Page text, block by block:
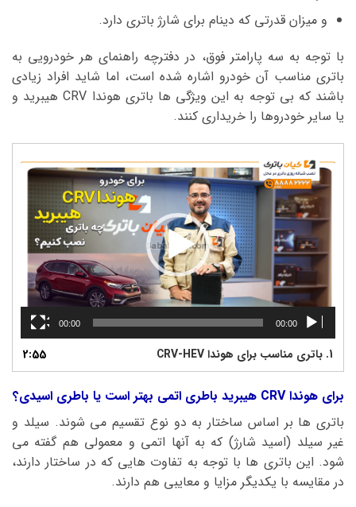
و میزان قدرتی که دینام برای شارژ باتری دارد.
با توجه به سه پارامتر فوق، در دفترچه راهنمای هر خودرویی به
باتری مناسب آن خودرو اشاره شده است، اما شاید افراد زیادی
باشند که بی توجه به این ویژگی ها باتری هوندا CRV هیبرید و
یا سایر خودروها را خریداری کنند.
نمایشگر
ویدیو
00:00
00:00
1. باتری مناسب برای هوندا CRV-HEV 2:55
برای هوندا CRV هیبرید باطری اتمی بهتر است یا باطری اسیدی؟
باتری ها بر اساس ساختار به دو نوع تقسیم می شوند. سیلد و
غیر سیلد (اسید شارژ) که به آنها اتمی و معمولی هم گفته می
شود. این باتری ها با توجه به تفاوت هایی که در ساختار دارند،
در مقایسه با یکدیگر مزایا و معایبی هم دارند.